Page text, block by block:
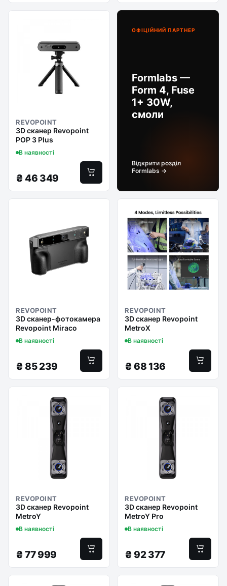
REVOPOINT
3D сканер Revopoint
POP 3 Plus
В наявності
₴ 46 349
ОФІЦІЙНИЙ ПАРТНЕР
Formlabs —
Form 4, Fuse
1+ 30W,
смоли
Відкрити розділ
Formlabs →
REVOPOINT
3D сканер-фотокамера
Revopoint Miraco
В наявності
₴ 85 239
REVOPOINT
3D сканер Revopoint
MetroX
В наявності
₴ 68 136
REVOPOINT
3D сканер Revopoint
MetroY
В наявності
₴ 77 999
REVOPOINT
3D сканер Revopoint
MetroY Pro
В наявності
₴ 92 377